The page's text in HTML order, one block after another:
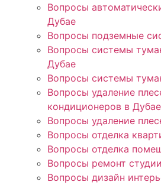
Вопросы
Дубае
Вопросы подземные
Вопросы системы
Дубае
Вопросы системы
Вопросы удаление
кондиционеров в Дубае
Вопросы удаление
Вопросы отделка
Вопросы отделка
Вопросы ремонт
Вопросы дизайн